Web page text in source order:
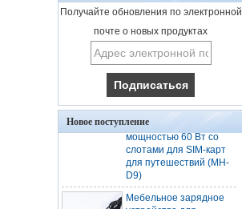
Получайте обновления по электронной
почте о новых продуктах
Новое поступление
Портативное
многофункциональное
быстрое беспроводное
зарядное устройство
мощностью 15 Вт с
хранения и кабелем
передачи данных CC
для путешествий (MH-
D9)
Мебельное зарядное
устройство для
беспроводной зарядки